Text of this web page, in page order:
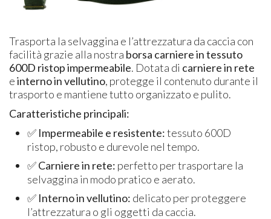
Trasporta la selvaggina e l’attrezzatura da caccia con
facilità grazie alla nostra borsa carniere in tessuto
600D ristop impermeabile. Dotata di carniere in rete
einterno in vellutino, protegge il contenuto durante il
trasporto e mantiene tutto organizzato e pulito.
Caratteristiche principali:
✅ Impermeabile e resistente:tessuto 600D
ristop, robusto e durevole nel tempo.
✅Carniere in rete: perfetto per trasportare la
selvaggina in modo pratico e aerato.
✅ Interno in vellutino: delicato per proteggere
l’attrezzatura o gli oggetti da caccia.